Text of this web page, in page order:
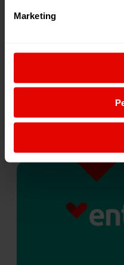
Marketing
más de 18 cuentos
herramienta…